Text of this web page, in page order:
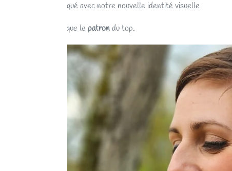
floqué avec notre nouvelle identité visuelle
🌼 Ainsi évidemment que le patrondu top.